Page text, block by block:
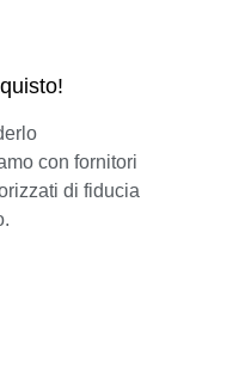
con fornitori
di fiducia